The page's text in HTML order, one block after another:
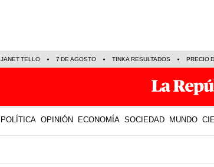
JANET TELLO 7 DE AGOSTO TINKA RESULTADOS PRECIO
POLÍTICA OPINIÓN ECONOMÍA SOCIEDAD MUNDO